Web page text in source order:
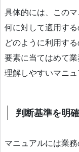
具体的には、この
何に対して適用す
どのように利用す
要素に当てはめて
理解しやすいマニュ
判断基準を明
マニュアルには業